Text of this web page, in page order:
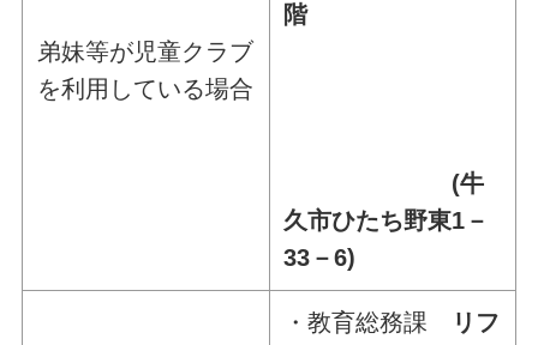
弟妹等が児童クラブ
を利用している場合
階
(牛
久市ひたち野東1－
33－6)
・教育総務課
リフ